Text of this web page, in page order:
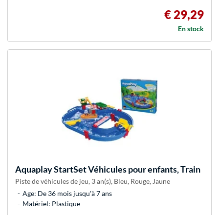
€ 29,29
En stock
AquaplayStartSet Véhicules pour enfants, Train
Piste de véhicules de jeu, 3 an(s), Bleu, Rouge, Jaune
Age: De 36 mois jusqu'à 7 ans
Matériel: Plastique